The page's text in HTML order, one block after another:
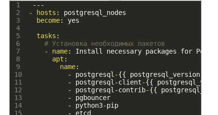
1
2
3
4
5
6
7
8
9
10
11
12
13
14
15
---
- hosts : postgresql_nodes
become: yes
tasks :
# Установка необходимых пакетов
- name: Install necessary packages for
apt :
name:
-
postgresql -{{ postgresql _version
-
postgresql-client-{{ postgresql _
-
postgresql-contrib-{{ postgresql
-
pgbouncer
-
python3-pip
-
etcd